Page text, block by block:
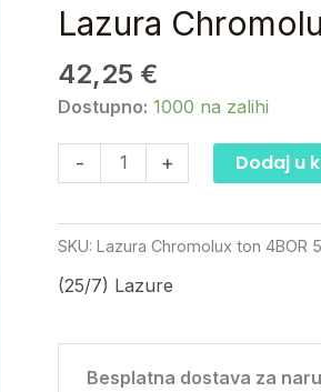
Lazura
42,25 €
Dostupno: 1000 na zalihi
-
4
5L
količina
+ Dodaj u
SKU: Lazura Chromolux ton 4BOR
(25/7) Lazure
Besplatna dostava za